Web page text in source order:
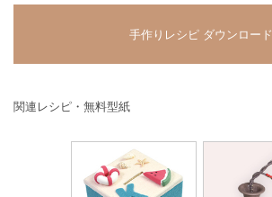
手作りレシピ ダウンロード
関連レシピ・無料型紙